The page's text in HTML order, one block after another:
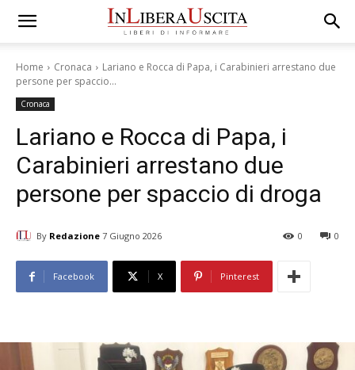
Home Cronaca
Lariano e Rocca di Papa, i Carabinieri arrestano due
persone per spaccio...
Cronaca
Lariano e Rocca di Papa, i
Carabinieri arrestano due
persone per spaccio di droga
By Redazione 7 Giugno 2026 0
0
Facebook X Pinterest